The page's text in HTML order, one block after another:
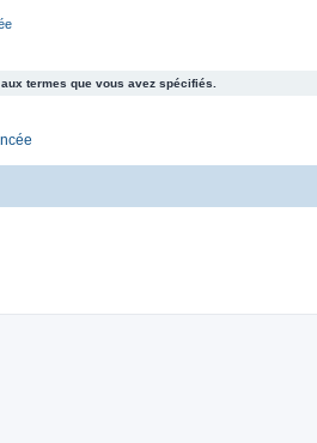
termes que vous avez spécifiés.